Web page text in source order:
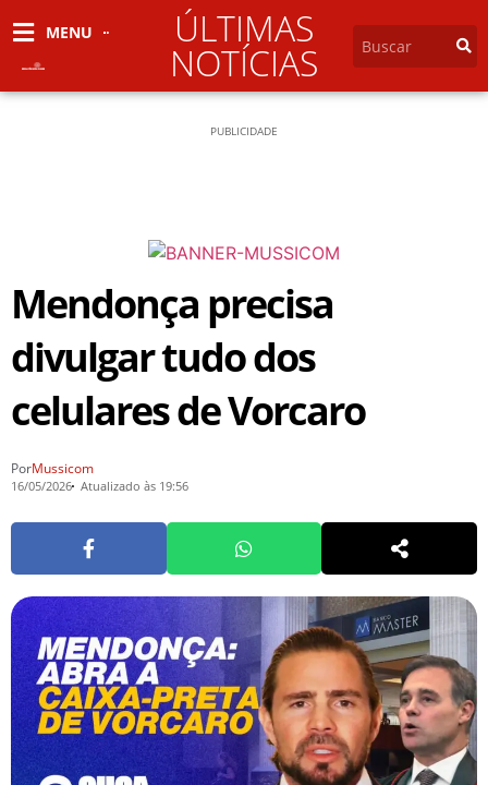
MENU ÚLTIMAS
NOTÍCIAS
PUBLICIDADE
Mendonça precisa
divulgar tudo dos
celulares de Vorcaro
PorMussicom
16/05/2026 Atualizado às 19:56